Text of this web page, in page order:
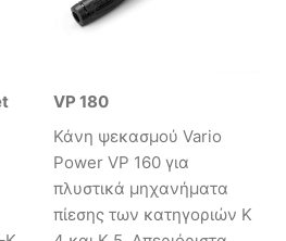
VP 180
Κάνη ψεκασμού Vario
Power VP 160 για
πλυστικά μηχανήματα
πίεσης των κατηγοριών K